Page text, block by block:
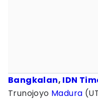
Bangkalan, IDN
Trunojoyo Madura